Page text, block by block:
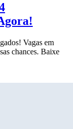
Vagas em
chances. Baixe